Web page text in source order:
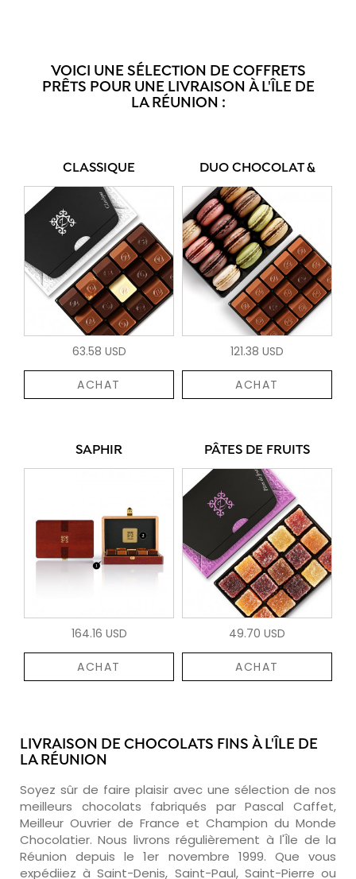
VOICI UNE SÉLECTION DE COFFRETS
PRÊTS POUR UNE LIVRAISON À L'ÎLE DE
LA RÉUNION :
CLASSIQUE
63.58 USD
ACHAT
DUO CHOCOLAT &
121.38 USD
ACHAT
SAPHIR
164.16 USD
ACHAT
PÂTES DE FRUITS
49.70 USD
ACHAT
LIVRAISON DE CHOCOLATS FINS À L'ÎLE DE
LA RÉUNION
Soyez sûr de faire plaisir avec une sélection de nos
meilleurs chocolats fabriqués par Pascal Caffet,
Meilleur Ouvrier de France et Champion du Monde
Chocolatier. Nous livrons régulièrement à l'Île de la
Réunion depuis le 1er novembre 1999. Que vous
expédiiez à Saint-Denis, Saint-Paul, Saint-Pierre ou